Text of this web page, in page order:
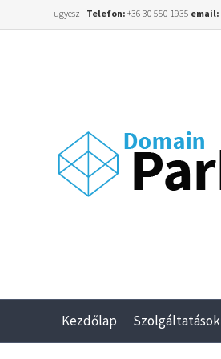
ugyesz - Telefon: +36 30 550 1935 email:
Kezdőlap Szolgáltatások